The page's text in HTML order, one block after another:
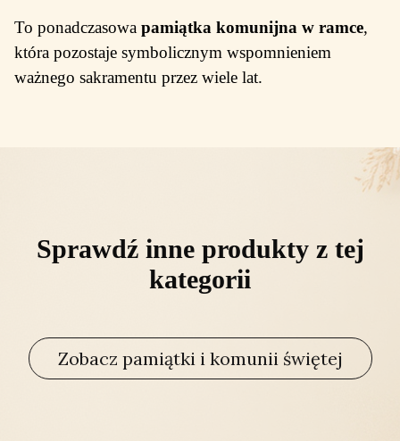
To ponadczasowa pamiątka komunijna w ramce,
która pozostaje symbolicznym wspomnieniem
ważnego sakramentu przez wiele lat.
Sprawdź inne produkty z tej
kategorii
Zobacz pamiątki i komunii świętej